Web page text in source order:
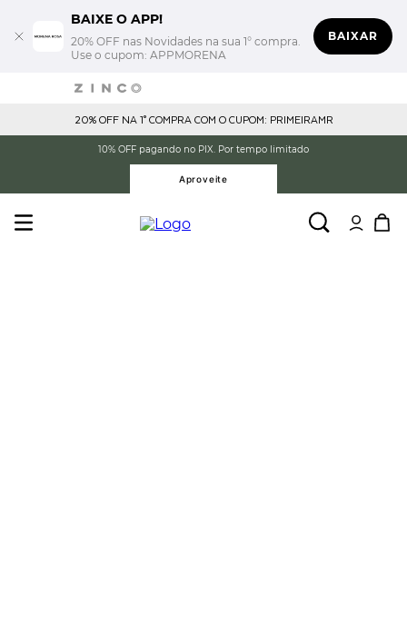
BAIXE O APP!
20% OFF nas Novidades na sua 1° compra.
Use o cupom: APPMORENA
BAIXAR
20% OFF NA 1° COMPRA COM O CUPOM: PRIMEIRAMR
10% OFF pagando no PIX. Por tempo limitado
Aproveite